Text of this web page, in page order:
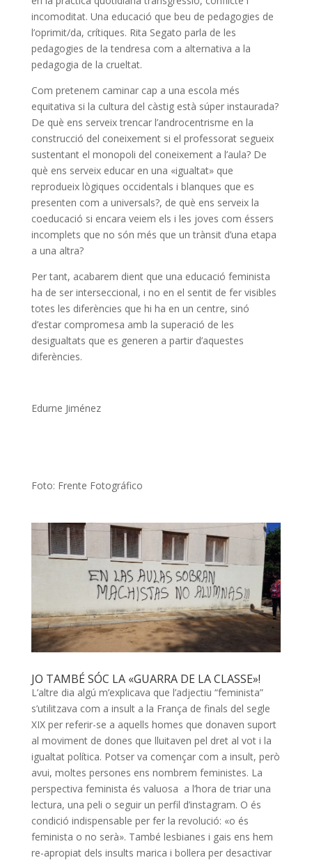
incomoditat. Una educació que beu de pedagogies de
l’oprimit/da, crítiques. Rita Segato parla de les
pedagogies de la tendresa com a alternativa a la
pedagogia de la crueltat.
Com pretenem caminar cap a una escola més
equitativa si la cultura del càstig està súper instaurada?
De què ens serveix trencar l’androcentrisme en la
construcció del coneixement si el professorat segueix
sustentant el monopoli del coneixement a l’aula? De
què ens serveix educar en una «igualtat» que
reprodueix lògiques occidentals i blanques que es
presenten com a universals?, de què ens serveix la
coeducació si encara veiem els i les joves com éssers
incomplets que no són més que un trànsit d’una etapa
a una altra?
Per tant, acabarem dient que una educació feminista
ha de ser interseccional, i no en el sentit de fer visibles
totes les diferències que hi ha en un centre, sinó
d’estar compromesa amb la superació de les
desigualtats que es generen a partir d’aquestes
diferències.
Edurne Jiménez
Foto: Frente Fotográfico
JO TAMBÉ SÓC LA «GUARRA DE LA CLASSE»!
L’altre dia algú m’explicava que l’adjectiu “feminista”
s’utilitzava com a insult a la França de finals del segle
XIX per referir-se a aquells homes que donaven suport
al moviment de dones que lluitaven pel dret al vot i la
igualtat política. Potser va començar com a insult, però
avui, moltes persones ens nombrem feministes. La
perspectiva feminista és valuosa a l’hora de triar una
lectura, una peli o seguir un perfil d’instagram. O és
condició indispensable per fer la revolució: «o és
feminista o no serà». També lesbianes i gais ens hem
re-apropiat dels insults marica i bollera per desactivar